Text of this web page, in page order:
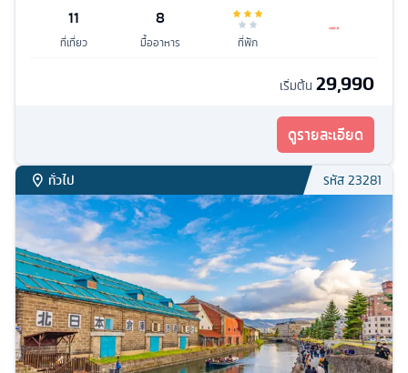
11
ที่เที่ยว
8
มื้ออาหาร ที่พัก
เริ่มต้น 29,990
ดูรายละเอียด
ทั่วไป รหัส23281